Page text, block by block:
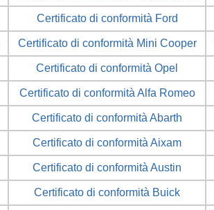
Certificato di conformità Ford
Certificato di conformità Mini Cooper
Certificato di conformità Opel
Certificato di conformità Alfa Romeo
Certificato di conformità Abarth
Certificato di conformità Aixam
Certificato di conformità Austin
Certificato di conformità Buick